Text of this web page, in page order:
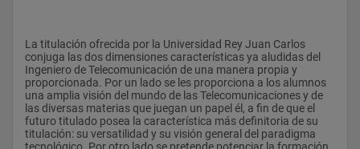
La titulación ofrecida por la Universidad Rey Juan Carlos
conjuga las dos dimensiones características ya aludidas del
Ingeniero de Telecomunicación de una manera propia y
proporcionada. Por un lado se les proporciona a los alumnos
una amplia visión del mundo de las Telecomunicaciones y de
las diversas materias que juegan un papel él, a fin de que el
futuro titulado posea la característica más definitoria de su
titulación: su versatilidad y su visión general del paradigma